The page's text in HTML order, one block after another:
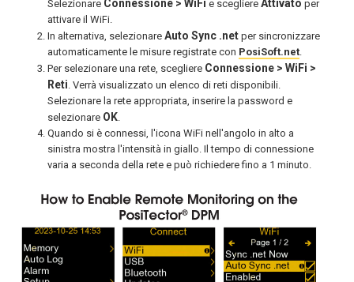
Selezionare Connessione > WiFi e scegliere Attivato per
attivare il WiFi.
In alternativa, selezionare Auto Sync .net per sincronizzare
automaticamente le misure registrate con PosiSoft.net.
Per selezionare una rete, scegliere Connessione > WiFi >
Reti. Verrà visualizzato un elenco di reti disponibili.
Selezionare la rete appropriata, inserire la password e
selezionare OK.
Quando si è connessi, l'icona WiFi nell'angolo in alto a
sinistra mostra l'intensità in giallo. Il tempo di connessione
varia a seconda della rete e può richiedere fino a 1 minuto.